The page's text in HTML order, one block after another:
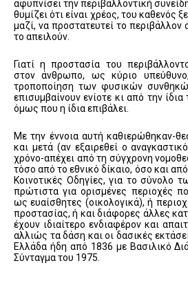
αφυπνίσει την περιβαλλοντική
θυμίζει ότι είναι χρέος, του καθενός
μαζί, να προστατευτεί το
το απειλούν.
Γιατί η προστασία του
στον άνθρωπο, ως κύριο
τροποποίηση των φυσικών
επισυμβαίνουν ενίοτε κι από την
όμως που η ίδια επιβάλει.
Με την έννοια αυτή καθιερώθηκαν-
και μετά (αν εξαιρεθεί ο
χρόνο-απέχει από τη σύγχρονη
τόσο από το εθνικό δίκαιο, όσο και
Κοινοτικές Οδηγίες, για το σύνολο
πρώτιστα για ορισμένες περιοχές
ως ευαίσθητες (οικολογικά), ή
προστασίας, ή και διάφορες άλλες
έχουν ιδιαίτερο ενδιαφέρον και
αλλιώς τα δάση και οι δασικές
Ελλάδα ήδη από 1836 με Βασιλικό
Σύνταγμα του 1975.